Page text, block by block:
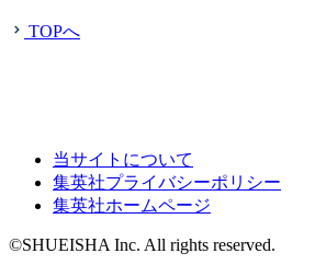
TOPへ
当サイトについて
集英社プライバシーポリシー
集英社ホームページ
©SHUEISHA Inc. All rights reserved.